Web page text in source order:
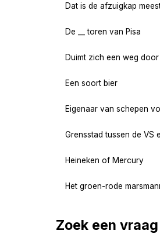
Dat is de afzuigkap
De __ toren van Pisa
Duimt zich een weg door
Een soort bier
Eigenaar van schepen
Grensstad tussen de VS
Heineken of Mercury
Het groen-rode
Zoek een vraag